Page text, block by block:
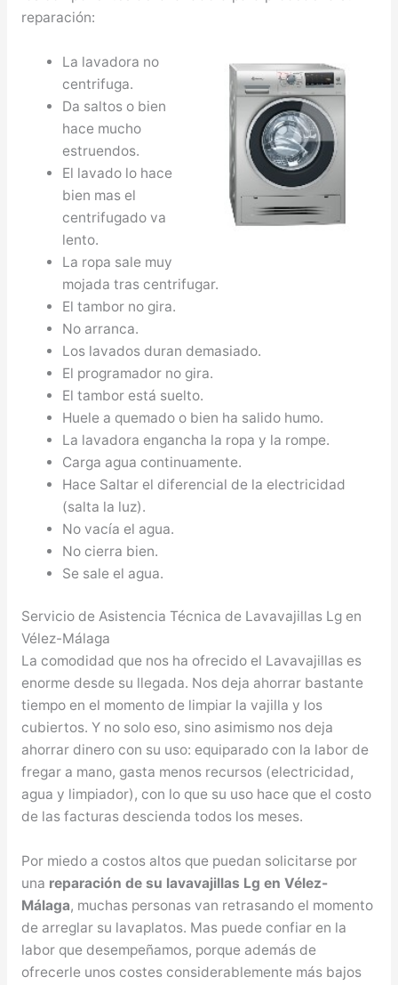
reparación:
La lavadora no
centrifuga.
Da saltos o bien
hace mucho
estruendos.
El lavado lo hace
bien mas el
centrifugado va
lento.
La ropa sale muy
mojada tras centrifugar.
El tambor no gira.
No arranca.
Los lavados duran demasiado.
El programador no gira.
El tambor está suelto.
Huele a quemado o bien ha salido humo.
La lavadora engancha la ropa y la rompe.
Carga agua continuamente.
Hace Saltar el diferencial de la electricidad
(salta la luz).
No vacía el agua.
No cierra bien.
Se sale el agua.
Servicio de Asistencia Técnica de Lavavajillas Lg en
Vélez-Málaga
La comodidad que nos ha ofrecido el Lavavajillas es
enorme desde su llegada. Nos deja ahorrar bastante
tiempo en el momento de limpiar la vajilla y los
cubiertos. Y no solo eso, sino asimismo nos deja
ahorrar dinero con su uso: equiparado con la labor de
fregar a mano, gasta menos recursos (electricidad,
agua y limpiador), con lo que su uso hace que el costo
de las facturas descienda todos los meses.
Por miedo a costos altos que puedan solicitarse por
una reparación de su lavavajillas Lg en Vélez-
Málaga, muchas personas van retrasando el momento
de arreglar su lavaplatos. Mas puede confiar en la
labor que desempeñamos, porque además de
ofrecerle unos costes considerablemente más bajos